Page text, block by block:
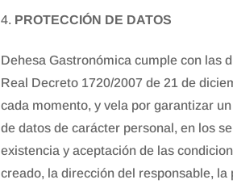
PROTECCIÓN DE DATOS
Dehesa Gastronómica cumple con las
Real Decreto 1720/2007 de 21 de
cada momento, y vela por garantizar
de datos de carácter personal, en los
existencia y aceptación de las
creado, la dirección del responsable,